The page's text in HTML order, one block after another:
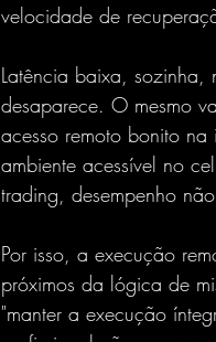
velocidade de
Latência baixa, sozinha,
desaparece. O mesmo
acesso remoto bonito
ambiente acessível no
trading, desempenho
Por isso, a execução
próximos da lógica de
"manter a execução